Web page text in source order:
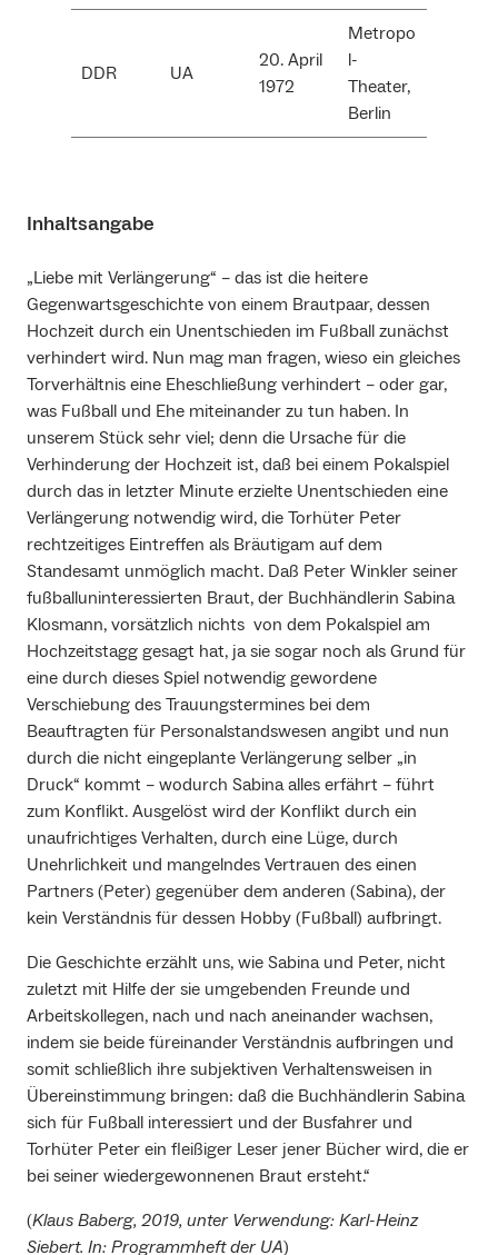
DDR UA
20. April
1972
Metropo
l-
Theater,
Berlin
Inhaltsangabe
„Liebe mit Verlängerung“ – das ist die heitere
Gegenwartsgeschichte von einem Brautpaar, dessen
Hochzeit durch ein Unentschieden im Fußball zunächst
verhindert wird. Nun mag man fragen, wieso ein gleiches
Torverhältnis eine Eheschließung verhindert – oder gar,
was Fußball und Ehe miteinander zu tun haben. In
unserem Stück sehr viel; denn die Ursache für die
Verhinderung der Hochzeit ist, daß bei einem Pokalspiel
durch das in letzter Minute erzielte Unentschieden eine
Verlängerung notwendig wird, die Torhüter Peter
rechtzeitiges Eintreffen als Bräutigam auf dem
Standesamt unmöglich macht. Daß Peter Winkler seiner
fußballuninteressierten Braut, der Buchhändlerin Sabina
Klosmann, vorsätzlich nichts von dem Pokalspiel am
Hochzeitstagg gesagt hat, ja sie sogar noch als Grund für
eine durch dieses Spiel notwendig gewordene
Verschiebung des Trauungstermines bei dem
Beauftragten für Personalstandswesen angibt und nun
durch die nicht eingeplante Verlängerung selber „in
Druck“ kommt – wodurch Sabina alles erfährt – führt
zum Konflikt. Ausgelöst wird der Konflikt durch ein
unaufrichtiges Verhalten, durch eine Lüge, durch
Unehrlichkeit und mangelndes Vertrauen des einen
Partners (Peter) gegenüber dem anderen (Sabina), der
kein Verständnis für dessen Hobby (Fußball) aufbringt.
Die Geschichte erzählt uns, wie Sabina und Peter, nicht
zuletzt mit Hilfe der sie umgebenden Freunde und
Arbeitskollegen, nach und nach aneinander wachsen,
indem sie beide füreinander Verständnis aufbringen und
somit schließlich ihre subjektiven Verhaltensweisen in
Übereinstimmung bringen: daß die Buchhändlerin Sabina
sich für Fußball interessiert und der Busfahrer und
Torhüter Peter ein fleißiger Leser jener Bücher wird, die er
bei seiner wiedergewonnenen Braut ersteht.“
(Klaus Baberg, 2019, unter Verwendung: Karl-Heinz
Siebert. In: Programmheft der UA)